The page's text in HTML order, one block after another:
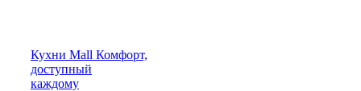
Кухни Mall Комфорт,
доступный
каждому